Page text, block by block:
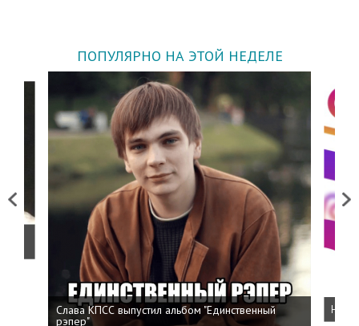
ПОПУЛЯРНО НА ЭТОЙ НЕДЕЛЕ
Previous
Слава КПСС выпустил альбом "Единственный
рэпер"
Next